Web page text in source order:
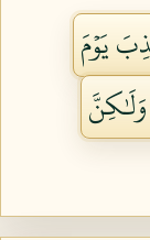
يَوۡمَ
وَلَٰكِنَّ